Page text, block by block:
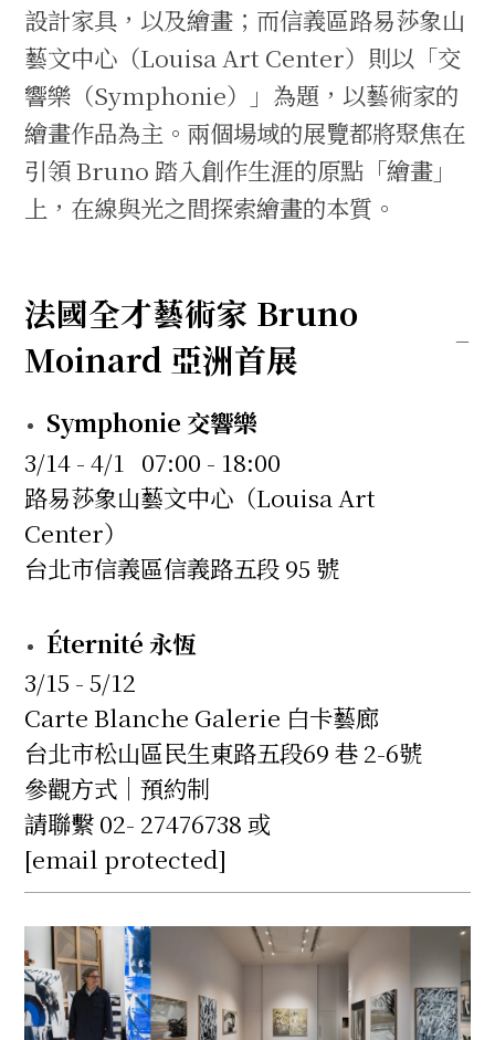
設計家具，以及繪畫；而信義區路易莎象山
藝文中心（Louisa Art Center）則以「交
響樂（Symphonie）」為題，以藝術家的
繪畫作品為主。兩個場域的展覽都將聚焦在
引領 Bruno 踏入創作生涯的原點「繪畫」
上，在線與光之間探索繪畫的本質。
法國全才藝術家 Bruno
Moinard 亞洲首展
Symphonie 交響樂
3/14 - 4/1 07:00 - 18:00
路易莎象山藝文中心（Louisa Art
Center）
台北市信義區信義路五段 95 號
Éternité 永恆
3/15 - 5/12
Carte Blanche Galerie 白卡藝廊
台北市松山區民生東路五段69 巷 2-6號
參觀方式｜預約制
請聯繫 02- 27476738 或
[email protected]